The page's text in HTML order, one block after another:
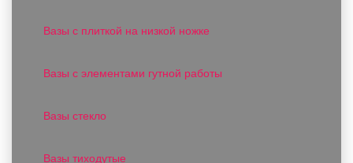
Вазы с плиткой на низкой ножке
Вазы с элементами гутной работы
Вазы стекло
Вазы тиходутые